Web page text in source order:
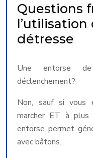
Questions
l’utilisation
détresse
Une entorse
déclenchement?
Non, sauf si vous
marcher ET à
entorse permet
avec bâtons.